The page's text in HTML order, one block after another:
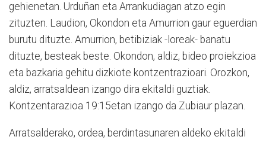
gehienetan. Urduñan eta Arrankudiagan atzo egin
zituzten. Laudion, Okondon eta Amurrion gaur eguerdian
burutu dituzte. Amurrion, betibiziak -loreak- banatu
dituzte, besteak beste. Okondon, aldiz, bideo proiekzioa
eta bazkaria gehitu dizkiote kontzentrazioari. Orozkon,
aldiz, arratsaldean izango dira ekitaldi guztiak.
Kontzentarazioa 19:15etan izango da Zubiaur plazan.
Arratsalderako, ordea, berdintasunaren aldeko ekitaldi